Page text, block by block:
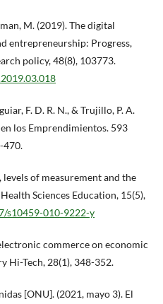
M. (2019). The digital
entrepreneurship: Progress,
policy, 48(8), 103773.
F. D. R. N., & Trujillo, P. A.
los Emprendimientos. 593
470.
levels of measurement and the
Sciences Education, 15(5),
s10459-010-9222-y
commerce on economic
Hi-Tech, 28(1), 348-352.
[ONU]. (2021, mayo 3). El